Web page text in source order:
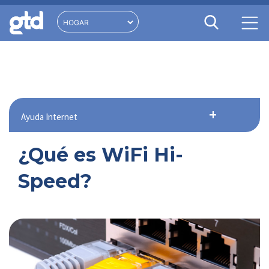
Ayuda Internet
¿Qué es WiFi Hi-
Speed?